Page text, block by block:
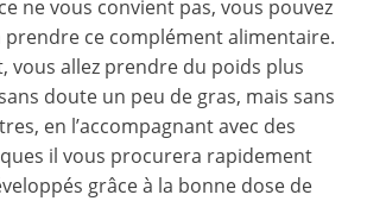
ne vous convient pas, vous pouvez
ce complément alimentaire.
vous allez prendre du poids plus
doute un peu de gras, mais sans
en l’accompagnant avec des
il vous procurera rapidement
grâce à la bonne dose de